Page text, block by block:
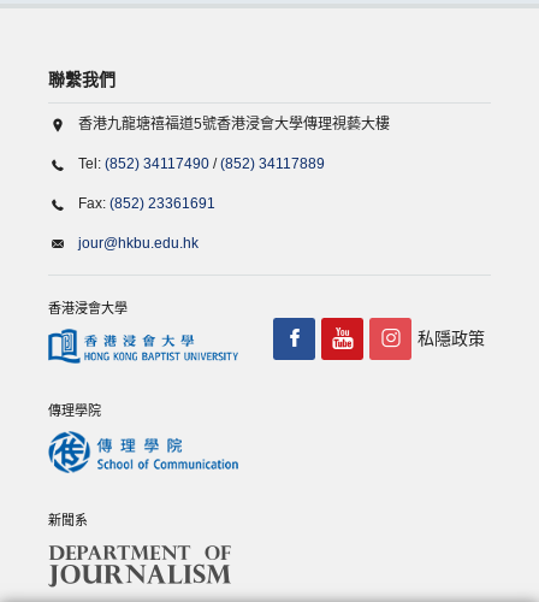
聯繫我們
香港九龍塘禧福道5號香港浸會大學傳理視藝大樓
Tel: (852) 34117490 /(852) 34117889
Fax: (852) 23361691
jour@hkbu.edu.hk
香港浸會大學
傳理學院
新聞系
私隱政策